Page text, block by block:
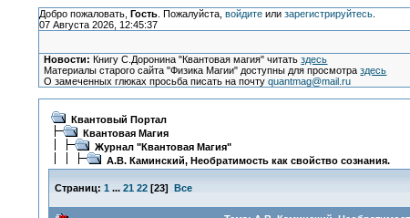
Добро пожаловать, Гость. Пожалуйста, войдитеили зарегистрируйтесь.
07 Августа 2026, 12:45:37
Новости: Книгу С.Доронина "Квантовая магия" читатьздесь
Материалы старого сайта "Физика Магии" доступны для просмотраздесь
О замеченных глюках просьба писать на почтуquantmag@mail.ru
Квантовый Портал
Квантовая Магия
Журнал "Квантовая Магия"
А.В. Каминский, Необратимость как свойство сознания.
Страниц: 1 ... 21 22[23] Все